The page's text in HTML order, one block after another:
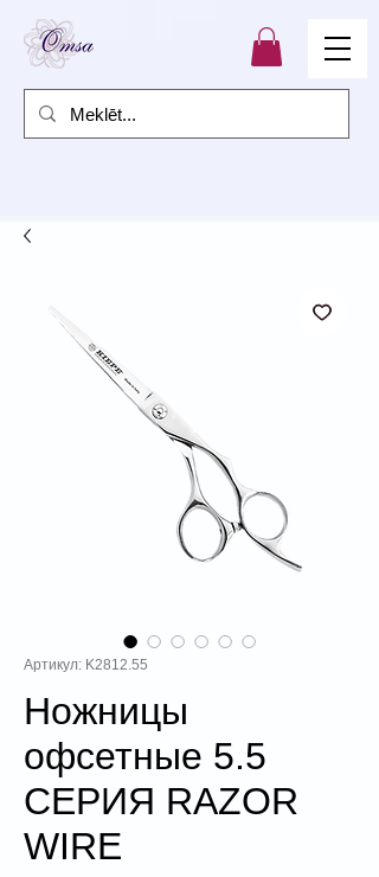
Артикул: K2812.55
Ножницы
офсетные 5.5
СЕРИЯ RAZOR
WIRE